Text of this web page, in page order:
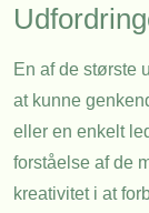
En af de største
at kunne
eller en enkelt
forståelse af de
kreativitet i at